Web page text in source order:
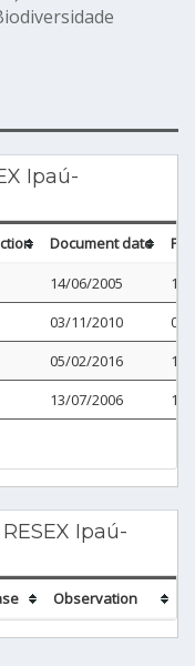
Ipaú-
Document date
14/06/2005
03/11/2010
04/
05/02/2016
13/07/2006
Ipaú-
Observation